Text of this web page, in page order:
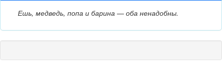
Ешь, медведь, попа и барина — оба ненадобны.